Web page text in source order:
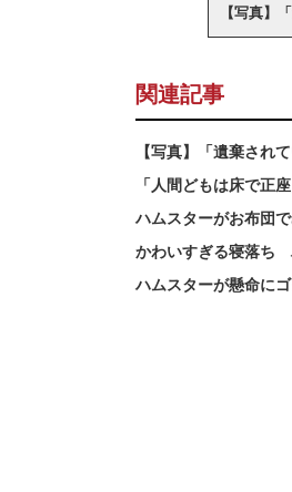
【写真】
関連記事
【写真】「遺棄さ
「人間どもは床で
ハムスターがお布団
かわいすぎる寝落ち
ハムスターが懸命に